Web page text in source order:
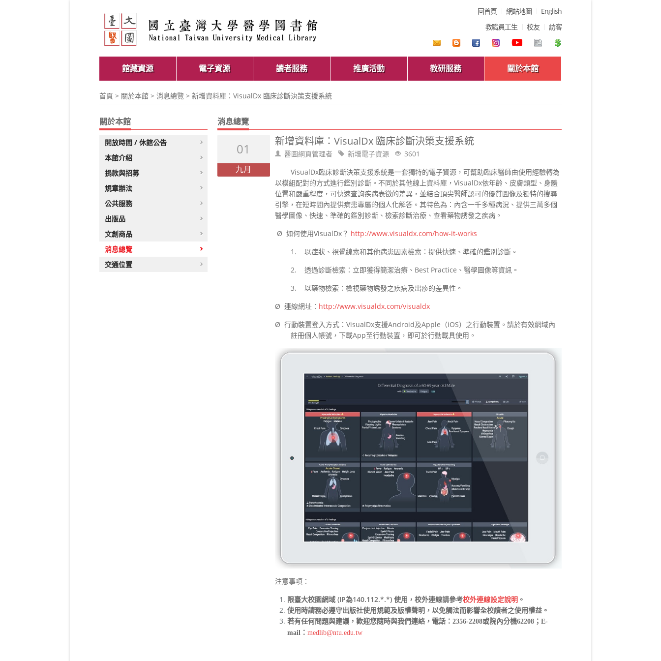
回首頁 網站地圖
English
教職員工生
校友 訪客
館藏資源 電子資源 讀者服務 推廣活動 教研服務 關於本館
首頁 > 關於本館 > 消息總覽 > 新增資料庫：VisualDx 臨床診斷決策支援系統
關於本館
開放時間 / 休館公告
本館介紹
捐款與招募
規章辦法
公共服務
出版品
文創商品
消息總覽
交通位置
消息總覽
01
九月
新增資料庫：VisualDx 臨床診斷決策支援系統
醫圖網頁管理者 新增電子資源
3601
VisualDx臨床診斷決策支援系統是一套獨特的電子資源，可幫助臨床醫師由使用經驗轉為
以模組配對的方式進行鑑別診斷。不同於其他線上資料庫，VisualDx依年齡、皮膚類型、身體
位置和嚴重程度，可快速查詢疾病表徵的差異，並結合頂尖醫師認可的優質圖像及獨特的搜尋
引擎，在短時間內提供病患專屬的個人化解答。其特色為：內含一千多種病況、提供三萬多個
醫學圖像、快速、準確的鑑別診斷、檢索診斷治療、查看藥物誘發之疾病。
Ø 如何使用VisualDx？ http://www.visualdx.com/how-it-works
1. 以症狀、視覺線索和其他病患因素檢索：提供快速、準確的鑑別診斷。
2. 透過診斷檢索：立即獲得簡潔治療、Best Practice、醫學圖像等資訊。
3. 以藥物檢索：檢視藥物誘發之疾病及出疹的差異性。
Ø 連線網址： http://www.visualdx.com/visualdx
Ø 行動裝置登入方式：VisualDx支援Android及Apple（iOS）之行動裝置。請於有效網域內
註冊個人帳號，下載App至行動裝置，即可於行動載具使用。
注意事項：
限臺大校園網域 (IP為140.112.*.*) 使用，校外連線請參考校外連線設定說明。
使用時請務必遵守出版社使用規範及版權聲明，以免觸法而影響全校讀者之使用權益。
若有任何問題與建議，歡迎您隨時與我們連絡，電話：2356-2208或院內分機62208；E-
mail： medlib@ntu.edu.tw